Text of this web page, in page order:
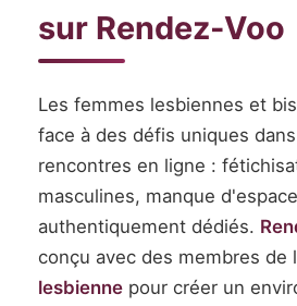
sur Rendez-Voo
Les femmes lesbiennes et
face à des défis uniques
rencontres en ligne :
masculines, manque
authentiquement dédiés.
conçu avec des membres de
lesbienne pour créer un